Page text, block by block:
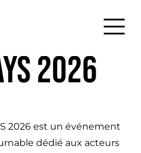
2026
2026 est un événement
dédié aux acteurs